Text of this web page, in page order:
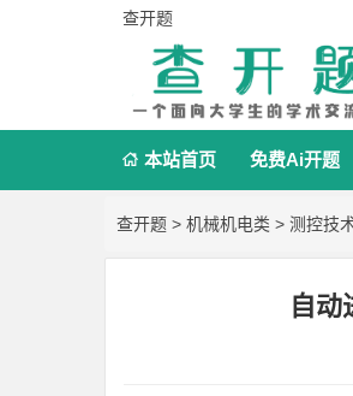
查开题
 本站首页 免费Ai开题
查开题 > 机械机电类 > 测控技
自动